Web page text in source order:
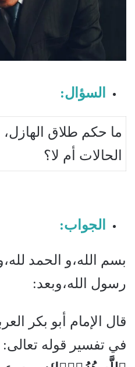
السؤال:
ما حكم طلاق
الحالات أم لا؟
الجواب:
بسم الله،و الحمد
رسول الله،وبعد:
قال الإمام أبو بكر
في تفسير قوله تعالى: